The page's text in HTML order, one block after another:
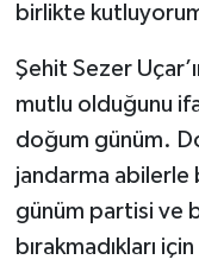
birlikte
Şehit Sezer
mutlu olduğunu
doğum günüm.
jandarma
günüm partisi ve
bırakmadıkları